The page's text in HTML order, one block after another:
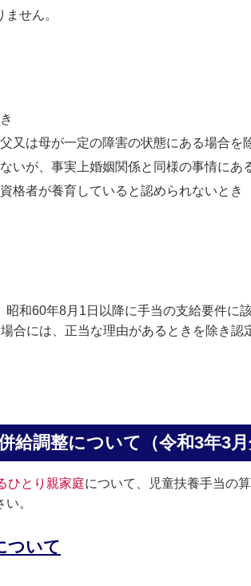
せん。
又は母が一定の障害の状態にある場合を
いが、事実上婚姻関係と同様の事情にあ
格者が養育していると認められないとき
和60年8月1日以降に手当の支給要件に
合には、正当な理由があるときを除き認
給調整について（令和3年3月
ひとり親家庭について、児童扶養手当の
。
ついて